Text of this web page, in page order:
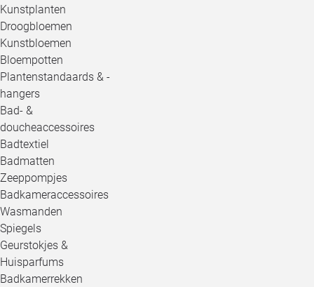
Kunstplanten
Droogbloemen
Kunstbloemen
Bloempotten
Plantenstandaards & -
hangers
Bad- &
doucheaccessoires
Badtextiel
Badmatten
Zeeppompjes
Badkameraccessoires
Wasmanden
Spiegels
Geurstokjes &
Huisparfums
Badkamerrekken